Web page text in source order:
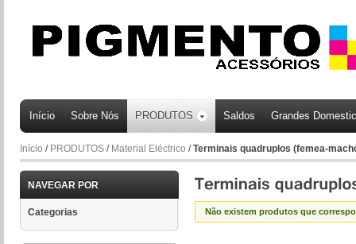
Início Sobre Nós PRODUTOS Saldos Grandes
Início / PRODUTOS / Material Eléctrico /Terminais quadruplos (femea-
NAVEGAR POR
Categorias Não existem produtos que